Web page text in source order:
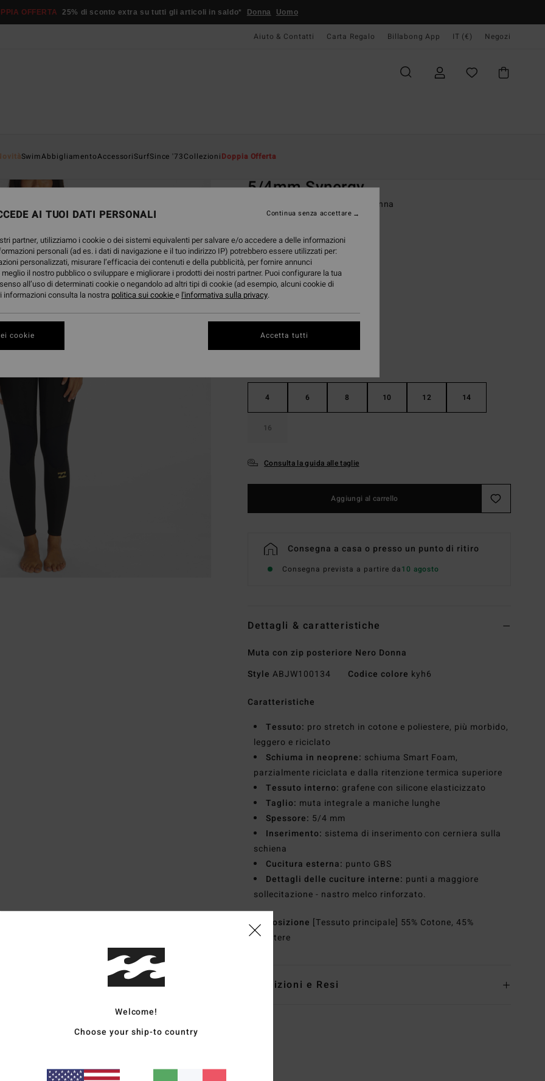
OFFERTA 25% di sconto extra su tutti gli articoli in saldo* Donna Uomo
Aiuto & Contatti Carta Regalo Billabong App IT (€) Negozi
SwimAbbigliamentoAccessoriSurfSince '73CollezioniDoppia Offerta
5/4mm Synergy
Muta con zip posteriore Nero Donna
ECO-BONUS
299,95 €
Colori
4 6 8 10 12 14
16
Consulta la guida alle taglie
Aggiungi al carrello
Consegna a casa o presso un punto di ritiro
Consegna prevista a partire da10 agosto
Dettagli & caratteristiche
Muta con zip posteriore Nero Donna
Style ABJW100134 Codice colore kyh6
Caratteristiche
Tessuto: pro stretch in cotone e poliestere, più morbido,
leggero e riciclato
Schiuma in neoprene: schiuma Smart Foam,
parzialmente riciclata e dalla ritenzione termica superiore
Tessuto interno: grafene con silicone elasticizzato
Taglio: muta integrale a maniche lunghe
Spessore: 5/4 mm
Inserimento: sistema di inserimento con cerniera sulla
schiena
Cucitura esterna: punto GBS
Dettagli delle cuciture interne: punti a maggiore
sollecitazione - nastro melco rinforzato.
Composizione [Tessuto principale] 55% Cotone, 45%
Poliestere
Spedizioni e Resi
Welcome!
Choose your ship-to country
AI TUOI DATI PERSONALI
partner, utilizziamo i cookie o dei sistemi equivalenti per salvare e/o accedere a delle informazioni
personali (ad es. i dati di navigazione e il tuo indirizzo IP) potrebbero essere utilizzati per:
personalizzati, misurare l’efficacia dei contenuti e della pubblicità, per fornire annunci
il nostro pubblico o sviluppare e migliorare i prodotti dei nostri partner. Puoi configurare la tua
all’uso di determinati cookie o negandolo ad altri tipi di cookie (ad esempio, alcuni cookie di
informazioni consulta la nostra politica sui cookiee l'informativa sulla privacy.
cookie
Continua senza accettare
Accetta tutti